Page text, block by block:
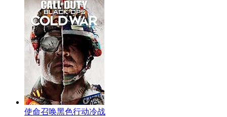
使命召唤黑色行动冷战